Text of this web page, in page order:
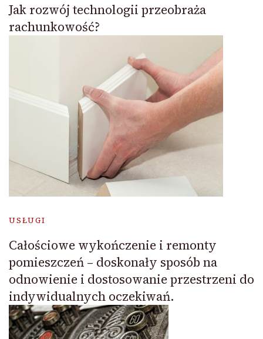
Jak rozwój technologii przeobraża
rachunkowość?
USŁUGI
Całościowe wykończenie i remonty
pomieszczeń – doskonały sposób na
odnowienie i dostosowanie przestrzeni do
indywidualnych oczekiwań.